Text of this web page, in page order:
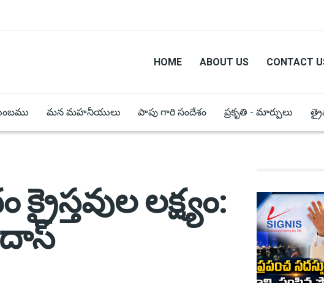
HOME ABOUT US CONTACT
మన మహనీయులు పాపు గారి సందేశం ప్రకృతి - మార్పులు
లక్ష్యం: